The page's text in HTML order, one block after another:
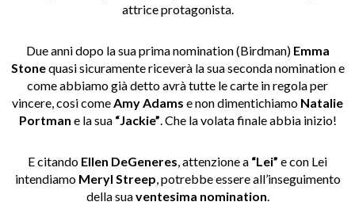
attrice protagonista.
Due anni dopo la sua prima nomination (Birdman) Emma
Stonequasi sicuramente riceverà la sua seconda nomination e
come abbiamo già detto avrà tutte le carte in regola per
vincere, cosi come Amy Adams e non dimentichiamo Natalie
Portman e la sua“Jackie” . Che la volata finale abbia inizio!
E citando Ellen DeGeneres , attenzione a “Lei” e con Lei
intendiamo Meryl Streep , potrebbe essere all’inseguimento
della suaventesima nomination